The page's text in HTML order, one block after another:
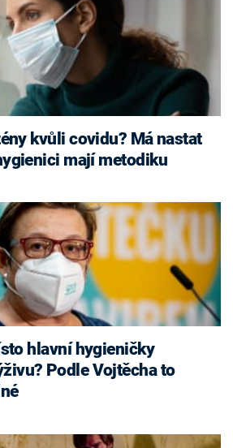
mají metodiku
Podle Vojtěcha to